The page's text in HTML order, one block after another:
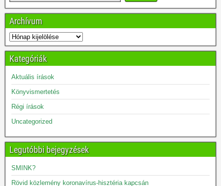
Archívum
Kategóriák
Aktuális írások
Könyvismertetés
Régi írások
Uncategorized
Legutóbbi bejegyzések
SMINK?
Rövid közlemény koronavírus-hisztéria kapcsán